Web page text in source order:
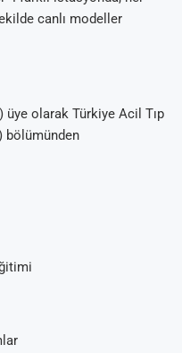
canlı modeller
) üye olarak Türkiye Acil Tıp
bölümünden